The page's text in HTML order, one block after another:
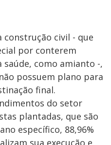
construção civil - que
por conterem
saúde, como amianto -,
possuem plano para
final.
do setor
plantadas, que são
específico, 88,96%
sua execução e